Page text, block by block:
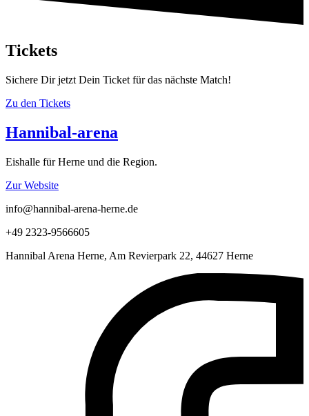
Tickets
Sichere Dir jetzt Dein Ticket für das nächste Match!
Zu den Tickets
Hannibal-arena
Eishalle für Herne und die Region.
Zur Website
info@hannibal-arena-herne.de
+49 2323-9566605
Hannibal Arena Herne, Am Revierpark 22, 44627 Herne